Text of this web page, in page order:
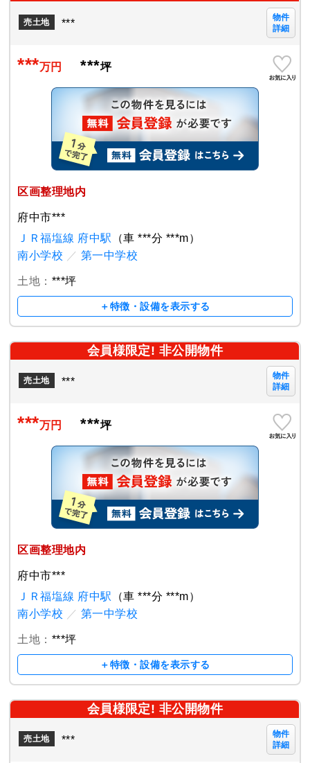
売土地 ***
物件
詳細
***万円 ***坪
区画整理地内
府中市***
ＪＲ福塩線 府中駅
（車 ***分 ***m）
南小学校 ／ 第一中学校
土地： ***坪
＋特徴・設備を表示する
会員様限定! 非公開物件
売土地 ***
物件
詳細
***万円 ***坪
区画整理地内
府中市***
ＪＲ福塩線 府中駅
（車 ***分 ***m）
南小学校 ／ 第一中学校
土地： ***坪
＋特徴・設備を表示する
会員様限定! 非公開物件
売土地 ***
物件
詳細